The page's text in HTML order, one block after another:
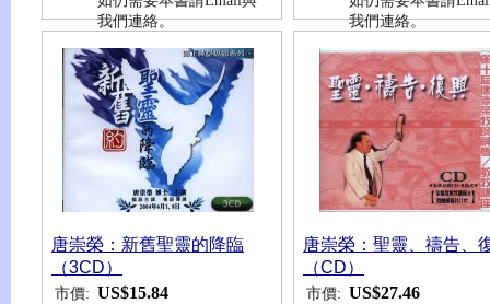
我們連絡。
我們連絡。
唐崇榮：新舊聖靈的降臨
（3CD）
市價: US$15.84
唐崇榮：聖靈、禱告、
（CD）
市價: US$27.46